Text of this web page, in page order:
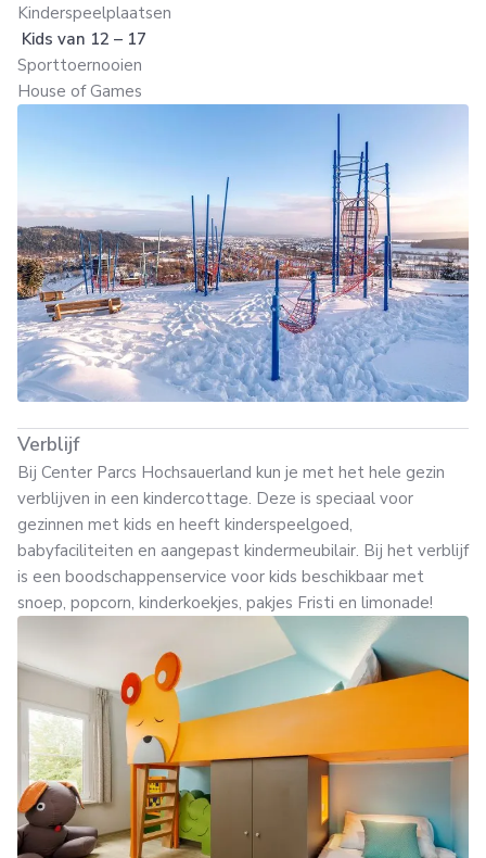
Kinderspeelplaatsen
Kids van 12 – 17
Sporttoernooien
House of Games
Verblijf
Bij Center Parcs Hochsauerland kun je met het hele gezin
verblijven in een kindercottage. Deze is speciaal voor
gezinnen met kids en heeft kinderspeelgoed,
babyfaciliteiten en aangepast kindermeubilair. Bij het verblijf
is een boodschappenservice voor kids beschikbaar met
snoep, popcorn, kinderkoekjes, pakjes Fristi en limonade!